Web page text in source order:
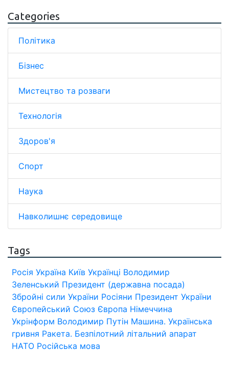
Categories
Політика
Бізнес
Мистецтво та розваги
Технологія
Здоров'я
Спорт
Наука
Навколишнє середовище
Tags
Росія Україна Київ Українці Володимир
Зеленський Президент (державна посада)
Збройні сили України Росіяни Президент України
Європейський Союз Європа Німеччина
Укрінформ Володимир Путін Машина. Українська
гривня Ракета. Безпілотний літальний апарат
НАТО Російська мова